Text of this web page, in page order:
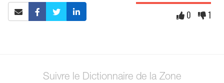
0 1
Suivre le Dictionnaire de la Zone